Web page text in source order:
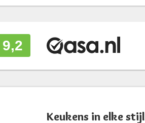
9,2
Keukens in elke stijl